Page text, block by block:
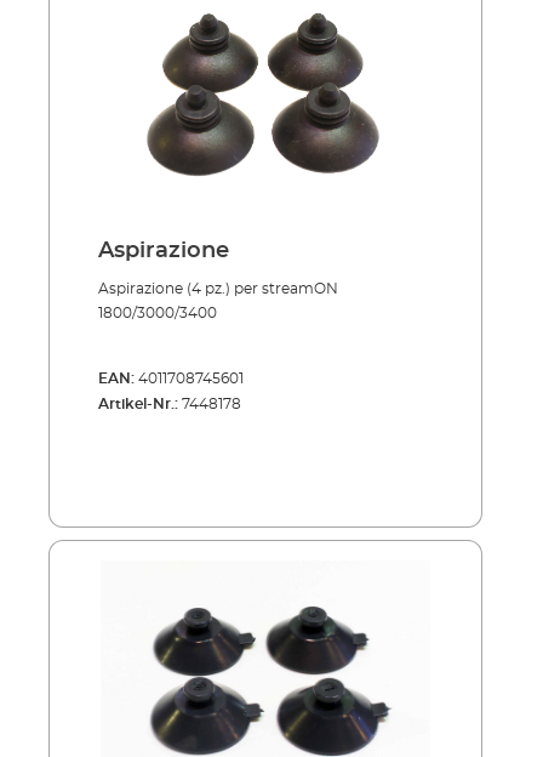
Aspirazione
Aspirazione (4 pz.) per streamON
1800/3000/3400
EAN: 4011708745601
Artikel-Nr.: 7448178